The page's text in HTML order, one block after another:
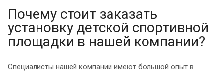
Почему стоит заказать
установку детской спортивной
площадки в нашей компании?
Специалисты нашей компании имеют большой опыт в